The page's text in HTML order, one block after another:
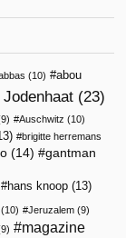
(10)
abou
(23)
Auschwitz (10)
brigitte herremans
(14) gantman
hans knoop (13)
(10) Jeruzalem (9)
magazine